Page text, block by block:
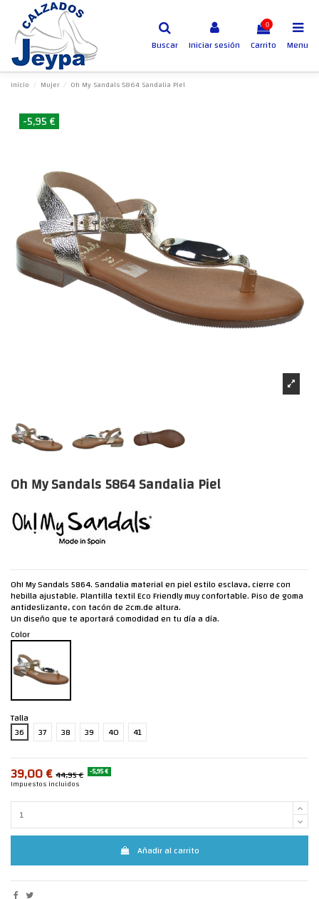
Buscar Iniciar sesión
0
Carrito Menu
Inicio Mujer Oh My Sandals 5864 Sandalia Piel
-5,95 €
Oh My Sandals 5864 Sandalia Piel
Oh! My Sandals 5864. Sandalia material en piel estilo esclava, cierre con
hebilla ajustable. Plantilla textil Eco Friendly muy confortable. Piso de goma
antideslizante, con tacón de 2cm.de altura.
Un diseño que te aportará comodidad en tu día a día.
Color
Talla
36
37 38 39 40 41
39,00 € 44,95 € -5,95 €
Impuestos incluidos
Añadir al carrito